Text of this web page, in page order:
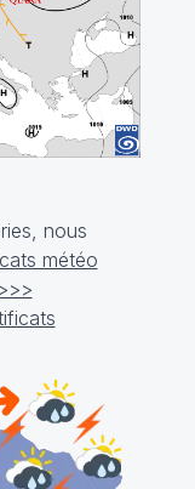
nous
météo